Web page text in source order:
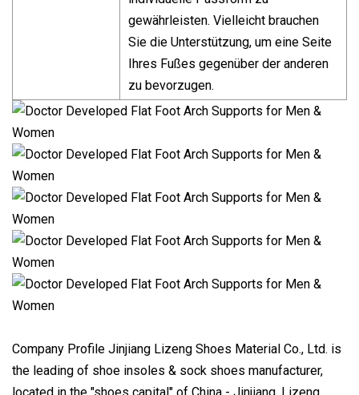
gewährleisten. Vielleicht brauchen
Sie die Unterstützung, um eine Seite
Ihres Fußes gegenüber der anderen
zu bevorzugen.
Company Profile Jinjiang Lizeng Shoes Material Co., Ltd. is
the leading of shoe insoles & sock shoes manufacturer,